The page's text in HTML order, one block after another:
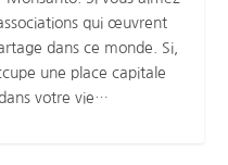
qui œuvrent
dans ce monde. Si,
une place capitale
votre vie…